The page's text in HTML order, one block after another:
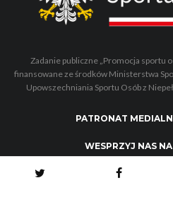
Zadanie publiczne „Promocja sportu
finansowane ze środków Ministerstwa
Upowszechniania Sportu Osób z
PATRONAT
WESPRZYJ NAS